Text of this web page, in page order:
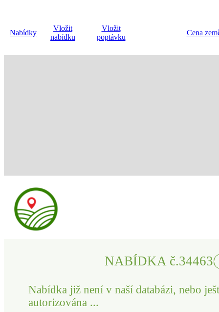
Nabídky
Vložit
nabídku
Vložit
poptávku
Cena
NABÍDKA č.34463
Nabídka již není v naší databázi, nebo
autorizována ...